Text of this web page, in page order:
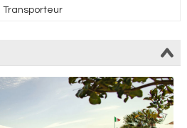
Transporteur